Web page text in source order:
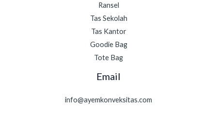
Ransel
Tas Sekolah
Tas Kantor
Goodie Bag
Tote Bag
Email
info@ayemkonveksitas.com